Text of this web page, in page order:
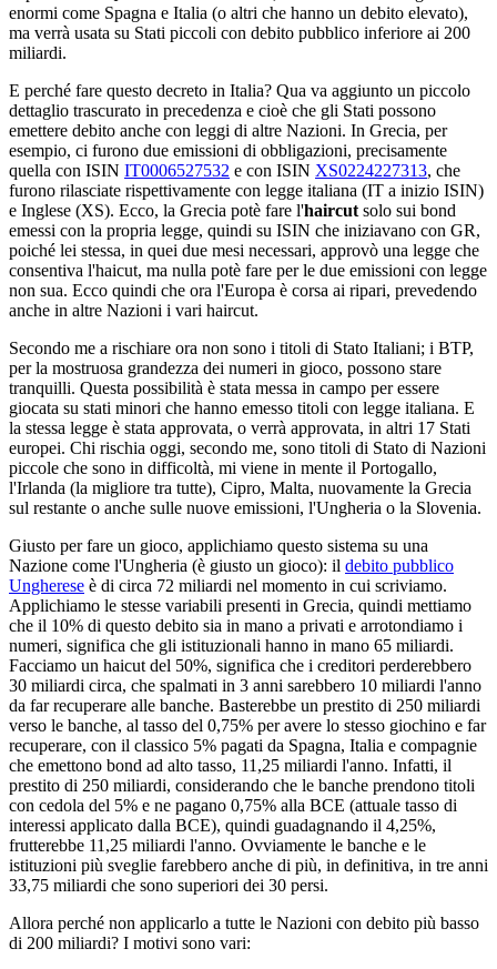
enormi come Spagna e Italia (o altri che hanno un debito elevato),
ma verrà usata su Stati piccoli con debito pubblico inferiore ai 200
miliardi.
E perché fare questo decreto in Italia? Qua va aggiunto un piccolo
dettaglio trascurato in precedenza e cioè che gli Stati possono
emettere debito anche con leggi di altre Nazioni. In Grecia, per
esempio, ci furono due emissioni di obbligazioni, precisamente
quella con ISIN IT0006527532 e con ISIN XS0224227313, che
furono rilasciate rispettivamente con legge italiana (IT a inizio ISIN)
e Inglese (XS). Ecco, la Grecia potè fare l'haircut solo sui bond
emessi con la propria legge, quindi su ISIN che iniziavano con GR,
poiché lei stessa, in quei due mesi necessari, approvò una legge che
consentiva l'haicut, ma nulla potè fare per le due emissioni con legge
non sua. Ecco quindi che ora l'Europa è corsa ai ripari, prevedendo
anche in altre Nazioni i vari haircut.
Secondo me a rischiare ora non sono i titoli di Stato Italiani; i BTP,
per la mostruosa grandezza dei numeri in gioco, possono stare
tranquilli. Questa possibilità è stata messa in campo per essere
giocata su stati minori che hanno emesso titoli con legge italiana. E
la stessa legge è stata approvata, o verrà approvata, in altri 17 Stati
europei. Chi rischia oggi, secondo me, sono titoli di Stato di Nazioni
piccole che sono in difficoltà, mi viene in mente il Portogallo,
l'Irlanda (la migliore tra tutte), Cipro, Malta, nuovamente la Grecia
sul restante o anche sulle nuove emissioni, l'Ungheria o la Slovenia.
Giusto per fare un gioco, applichiamo questo sistema su una
Nazione come l'Ungheria (è giusto un gioco): il debito pubblico
Ungherese è di circa 72 miliardi nel momento in cui scriviamo.
Applichiamo le stesse variabili presenti in Grecia, quindi mettiamo
che il 10% di questo debito sia in mano a privati e arrotondiamo i
numeri, significa che gli istituzionali hanno in mano 65 miliardi.
Facciamo un haicut del 50%, significa che i creditori perderebbero
30 miliardi circa, che spalmati in 3 anni sarebbero 10 miliardi l'anno
da far recuperare alle banche. Basterebbe un prestito di 250 miliardi
verso le banche, al tasso del 0,75% per avere lo stesso giochino e far
recuperare, con il classico 5% pagati da Spagna, Italia e compagnie
che emettono bond ad alto tasso, 11,25 miliardi l'anno. Infatti, il
prestito di 250 miliardi, considerando che le banche prendono titoli
con cedola del 5% e ne pagano 0,75% alla BCE (attuale tasso di
interessi applicato dalla BCE), quindi guadagnando il 4,25%,
frutterebbe 11,25 miliardi l'anno. Ovviamente le banche e le
istituzioni più sveglie farebbero anche di più, in definitiva, in tre anni
33,75 miliardi che sono superiori dei 30 persi.
Allora perché non applicarlo a tutte le Nazioni con debito più basso
di 200 miliardi? I motivi sono vari: